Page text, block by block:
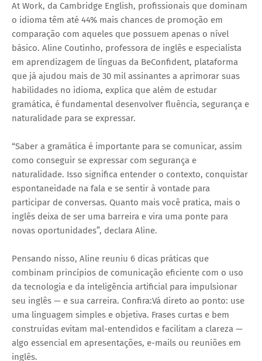
At Work, da Cambridge English, profissionais que dominam
o idioma têm até 44% mais chances de promoção em
comparação com aqueles que possuem apenas o nível
básico. Aline Coutinho, professora de inglês e especialista
em aprendizagem de línguas da BeConfident, plataforma
que já ajudou mais de 30 mil assinantes a aprimorar suas
habilidades no idioma, explica que além de estudar
gramática, é fundamental desenvolver fluência, segurança e
naturalidade para se expressar.
“Saber a gramática é importante para se comunicar, assim
como conseguir se expressar com segurança e
naturalidade. Isso significa entender o contexto, conquistar
espontaneidade na fala e se sentir à vontade para
participar de conversas. Quanto mais você pratica, mais o
inglês deixa de ser uma barreira e vira uma ponte para
novas oportunidades”, declara Aline.
Pensando nisso, Aline reuniu 6 dicas práticas que
combinam princípios de comunicação eficiente com o uso
da tecnologia e da inteligência artificial para impulsionar
seu inglês — e sua carreira. Confira:Vá direto ao ponto: use
uma linguagem simples e objetiva. Frases curtas e bem
construídas evitam mal-entendidos e facilitam a clareza —
algo essencial em apresentações, e-mails ou reuniões em
inglês.